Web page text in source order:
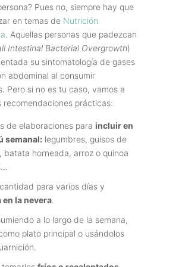
Pues no, siempre hay que
en temas de Nutrición
. Aquellas personas que padezcan
Intestinal Bacterial Overgrowth)
su sintomatología de gases
abdominal al consumir
Pero si no es tu caso, vamos a
recomendaciones prácticas:
de elaboraciones paraincluir en
semanal: legumbres, guisos de
batata horneada, arroz o quinoa
para varios días y
en la nevera.
a lo largo de la semana,
plato principal o usándolos